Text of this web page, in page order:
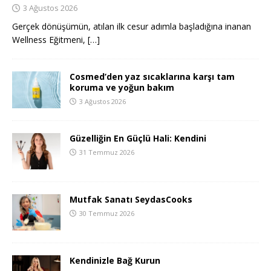
3 Ağustos 2026
Gerçek dönüşümün, atılan ilk cesur adımla başladığına inanan
Wellness Eğitmeni, […]
Cosmed’den yaz sıcaklarına karşı tam
koruma ve yoğun bakım
3 Ağustos 2026
Güzelliğin En Güçlü Hali: Kendini
31 Temmuz 2026
Mutfak Sanatı SeydasCooks
30 Temmuz 2026
Kendinizle Bağ Kurun